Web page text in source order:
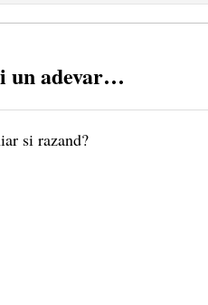
un adevar…
si razand?